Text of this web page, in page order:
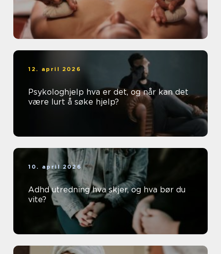
12. april 2026
Psykologhjelp hva er det, og når kan det
være lurt å søke hjelp?
10. april 2026
Adhd utredning hva skjer, og hva bør du
vite?